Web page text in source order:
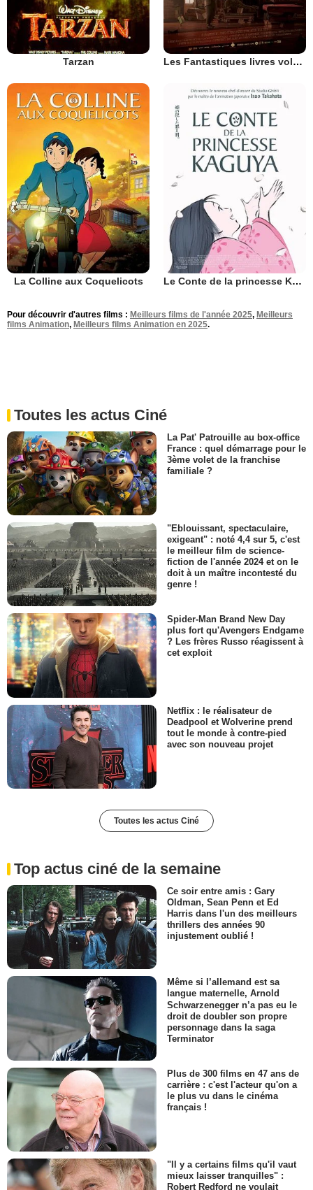
Tarzan Les Fantastiques livres volants de M. Morris Lessmore
La Colline aux Coquelicots Le Conte de la princesse Kaguya
Pour découvrir d'autres films : Meilleurs films de l'année 2025, Meilleurs
films Animation, Meilleurs films Animation en 2025.
Toutes les actus Ciné
La Pat' Patrouille au box-office
France : quel démarrage pour le
3ème volet de la franchise
familiale ?
"Eblouissant, spectaculaire,
exigeant" : noté 4,4 sur 5, c'est
le meilleur film de science-
fiction de l'année 2024 et on le
doit à un maître incontesté du
genre !
Spider-Man Brand New Day
plus fort qu'Avengers Endgame
? Les frères Russo réagissent à
cet exploit
Netflix : le réalisateur de
Deadpool et Wolverine prend
tout le monde à contre-pied
avec son nouveau projet
Toutes les actus Ciné
Top actus ciné de la semaine
Ce soir entre amis : Gary
Oldman, Sean Penn et Ed
Harris dans l'un des meilleurs
thrillers des années 90
injustement oublié !
Même si l’allemand est sa
langue maternelle, Arnold
Schwarzenegger n’a pas eu le
droit de doubler son propre
personnage dans la saga
Terminator
Plus de 300 films en 47 ans de
carrière : c'est l'acteur qu'on a
le plus vu dans le cinéma
français !
"Il y a certains films qu'il vaut
mieux laisser tranquilles" :
Robert Redford ne voulait